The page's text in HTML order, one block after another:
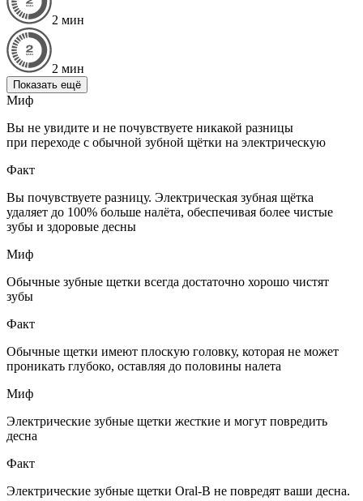
2 мин
2 мин
Показать ещё
Миф
Вы не увидите и не почувствуете никакой разницы
при переходе с обычной зубной щётки на электрическую
Факт
Вы почувствуете разницу. Электрическая зубная щётка
удаляет до 100% больше налёта, обеспечивая более чистые
зубы и здоровые десны
Миф
Обычные зубные щетки всегда достаточно хорошо чистят
зубы
Факт
Обычные щетки имеют плоскую головку, которая не может
проникать глубоко, оставляя до половины налета
Миф
Электрические зубные щетки жесткие и могут повредить
десна
Факт
Электрические зубные щетки Oral-B не повредят ваши десна.